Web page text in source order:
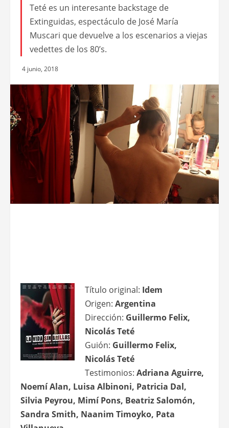
Teté es un interesante backstage de
Extinguidas, espectáculo de José María
Muscari que devuelve a los escenarios a viejas
vedettes de los 80’s.
4 junio, 2018
Título original: Idem
Origen: Argentina
Dirección: Guillermo Felix,
Nicolás Teté
Guión: Guillermo Felix,
Nicolás Teté
Testimonios: Adriana Aguirre,
Noemí Alan, Luisa Albinoni, Patricia Dal,
Silvia Peyrou, Mimí Pons, Beatriz Salomón,
Sandra Smith, Naanim Timoyko, Pata